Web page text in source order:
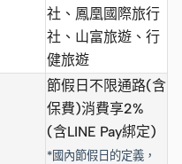
社、鳳凰國際旅行
社、山富旅遊、行
健旅遊
節假日不限通路(含
保費)消費享2%
(含LINE Pay綁定)
*國內節假日的定義，